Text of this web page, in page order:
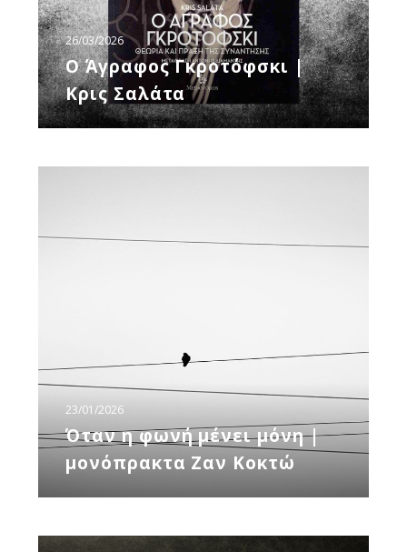
26/03/2026
Ο Άγραφος Γκροτόφσκι |
Κρις Σαλάτα
μένει
23/01/2026
Όταν η φωνή μένει μόνη |
μονόπρακτα Ζαν Κοκτώ
Ακόμα